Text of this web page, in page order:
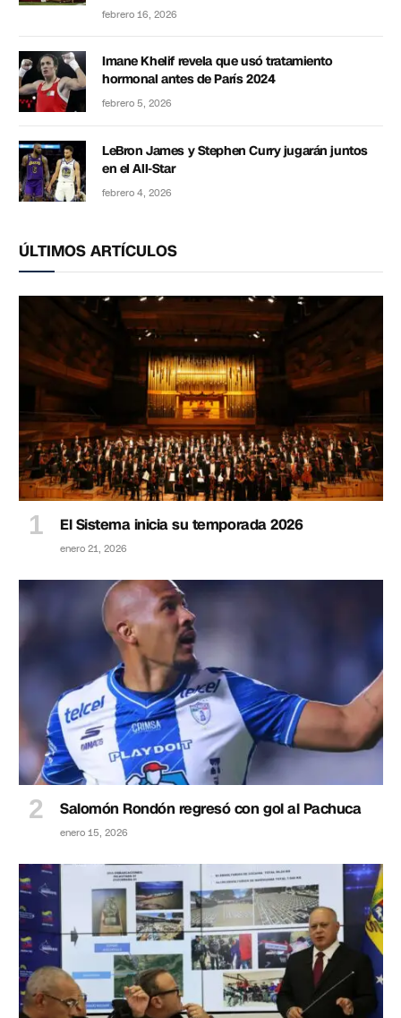
febrero 16, 2026
Imane Khelif revela que usó tratamiento
hormonal antes de París 2024
febrero 5, 2026
LeBron James y Stephen Curry jugarán juntos
en el All-Star
febrero 4, 2026
ÚLTIMOS ARTÍCULOS
El Sistema inicia su temporada 2026
enero 21, 2026
Salomón Rondón regresó con gol al Pachuca
enero 15, 2026